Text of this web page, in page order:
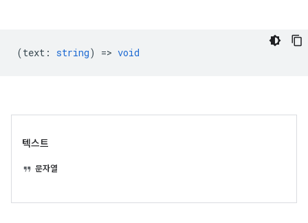
(text : string) => void
텍스트
문자열